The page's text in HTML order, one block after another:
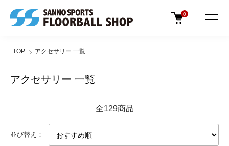
0
TOP アクセサリー 一覧
アクセサリー 一覧
全129商品
並び替え：